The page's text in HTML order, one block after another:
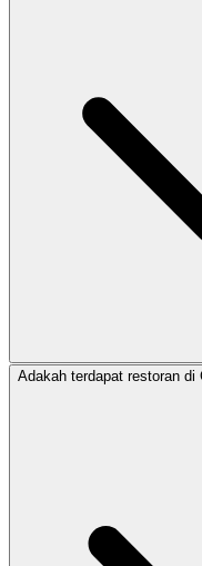
Adakah terdapat restoran di